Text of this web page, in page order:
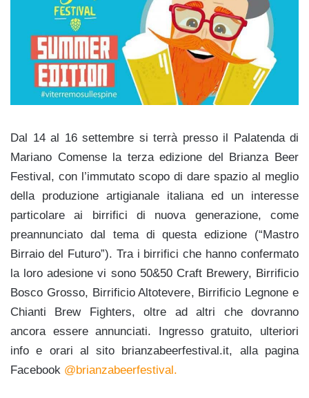
Dal 14 al 16 settembre si terrà presso il Palatenda di
Mariano Comense la terza edizione del Brianza Beer
Festival, con l’immutato scopo di dare spazio al meglio
della produzione artigianale italiana ed un interesse
particolare ai birrifici di nuova generazione, come
preannunciato dal tema di questa edizione (“Mastro
Birraio del Futuro”). Tra i birrifici che hanno confermato
la loro adesione vi sono 50&50 Craft Brewery, Birrificio
Bosco Grosso, Birrificio Altotevere, Birrificio Legnone e
Chianti Brew Fighters, oltre ad altri che dovranno
ancora essere annunciati. Ingresso gratuito, ulteriori
info e orari al sito brianzabeerfestival.it, alla pagina
Facebook @brianzabeerfestival.